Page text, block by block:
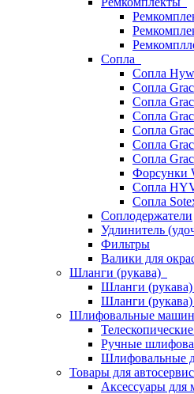
Сопла
Сопла
Сопла
Сопла
Сопла
Сопла
Сопла
Сопла
Форсунки
Сопла
Сопла
Соплодержатели
Удлинитель
Фильтры
Валики для
Шланги (рукава)
Шланги (рукава)
Шланги
Шлифовальные
Ручные
Шлифовальные
Товары для
Аксессуары для